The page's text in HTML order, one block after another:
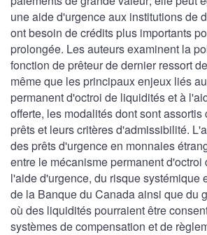
une aide d'urgence aux institutions de
ont besoin de crédits plus importants
prolongée. Les auteurs examinent la
fonction de prêteur de dernier ressort
même que les principaux enjeux liés
permanent d'octroi de liquidités et à
offerte, les modalités dont sont
prêts et leurs critères d'admissibilité.
des prêts d'urgence en monnaies
entre le mécanisme permanent
l'aide d'urgence, du risque systémique
de la Banque du Canada ainsi que du
où des liquidités pourraient être
systèmes de compensation et de